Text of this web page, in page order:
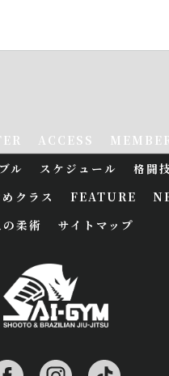
ACCESS
ル スケジュール 格闘
クラス FEATURE
柔術
サイトマップ